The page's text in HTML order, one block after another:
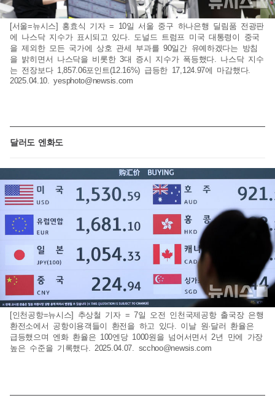
[서울=뉴시스] 홍효식 기자 = 10일 서울 중구 하나은행 딜림품 전광판
에 나스닥 지수가 표시되고 있다. 도널드 트럼프 미국 대통령이 중국
을 제외한 모든 국가에 상호 관세 부과를 90일간 유예하겠다는 방침
을 밝히면서 나스닥을 비롯한 3대 증시 지수가 폭등했다. 나스닥 지수
는 전장보다 1,857.06포인트(12.16%) 급등한 17,124.97에 마감했다.
2025.04.10.yesphoto@newsis.com
달러도 엔화도
[인천공항=뉴시스] 추상철 기자 = 7일 오전 인천국제공항 출국장 은행
환전소에서 공항이용객들이 환전을 하고 있다. 이날 원·달러 환율은
급등했으며 엔화 환율은 100엔당 1000원을 넘어서면서 2년 만에 가장
높은 수준을 기록했다. 2025.04.07. scchoo@newsis.com